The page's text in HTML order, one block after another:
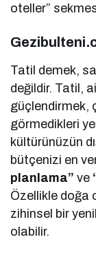
oteller”
Tatil demek,
değildir. Tatil,
güçlendirmek,
görmedikleri
kültürünüzün
bütçenizi en
planlama” ve
Özellikle doğa
zihinsel bir
olabilir.